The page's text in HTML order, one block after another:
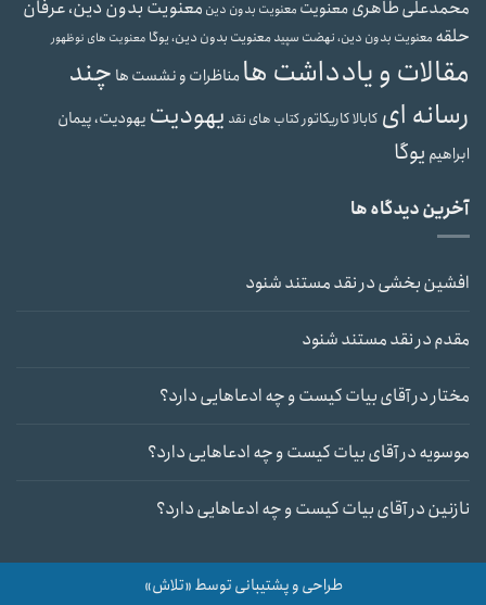
محمدعلی طاهریمعنویت معنویت بدون دین معنویت بدون دین، عرفان
حلقه معنویت بدون دین، نهضت سپیدمعنویت بدون دین، یوگا معنویت های نوظهور
مقالات و یادداشت هامناظرات و نشست ها چند
رسانه ای کابالاکاریکاتورکتاب های نقد یهودیت یهودیت، پیمان
ابراهیم یوگا
آخرین دیدگاه ها
افشین بخشیدرنقد مستند شنود
مقدمدرنقد مستند شنود
مختاردرآقای بیات کیست و چه ادعاهایی دارد؟
موسویهدرآقای بیات کیست و چه ادعاهایی دارد؟
نازنیندرآقای بیات کیست و چه ادعاهایی دارد؟
طراحی و پشتیبانی توسط «تلاش»